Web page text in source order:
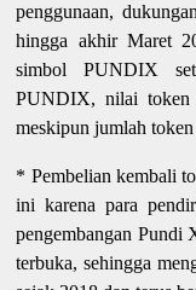
penggunaan,
hingga akhir Maret
simbol PUNDIX
PUNDIX, nilai token
meskipun jumlah
* Pembelian kembali
ini karena para
pengembangan Pundi
terbuka, sehingga